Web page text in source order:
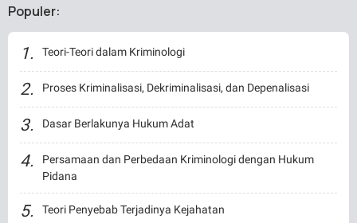
Populer:
Teori-Teori dalam Kriminologi
Proses Kriminalisasi, Dekriminalisasi, dan Depenalisasi
Dasar Berlakunya Hukum Adat
Persamaan dan Perbedaan Kriminologi dengan Hukum
Pidana
Teori Penyebab Terjadinya Kejahatan